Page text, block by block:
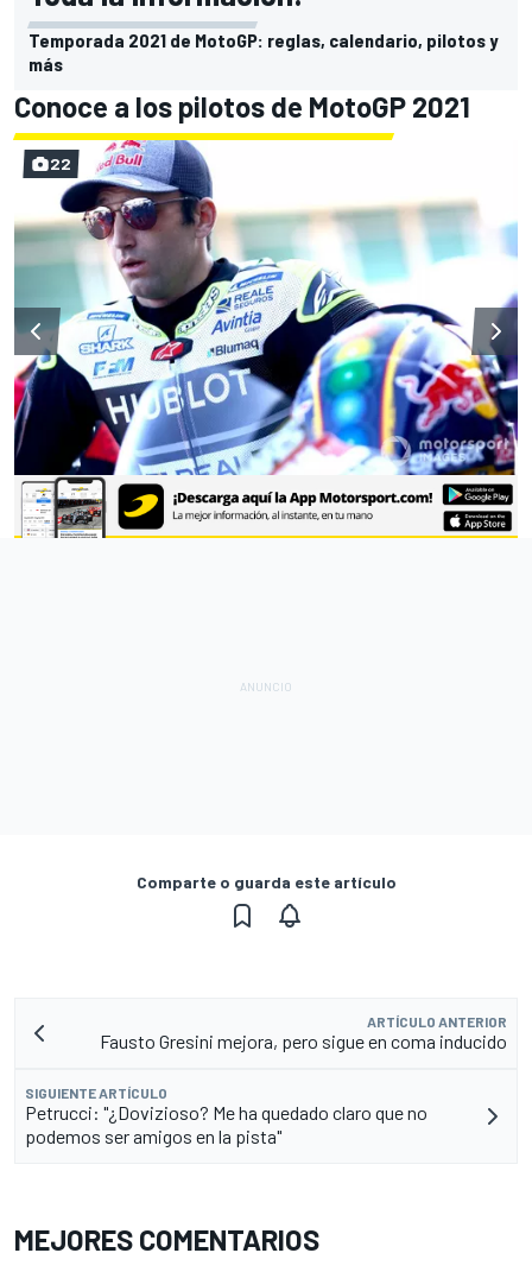
Temporada 2021 de MotoGP: reglas, calendario, pilotos y
más
Conoce a los pilotos de MotoGP 2021
22
Comparte o guarda este artículo
ARTÍCULO ANTERIOR
Fausto Gresini mejora, pero sigue en coma inducido
SIGUIENTE ARTÍCULO
Petrucci: "¿Dovizioso? Me ha quedado claro que no
podemos ser amigos en la pista"
MEJORES COMENTARIOS